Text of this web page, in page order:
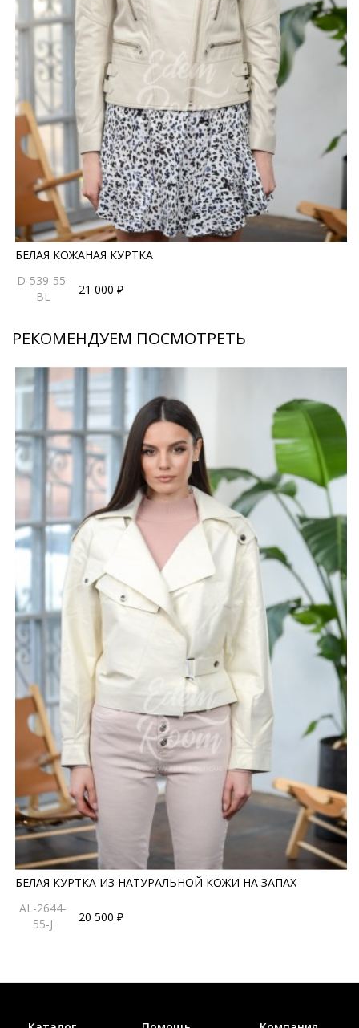
БЕЛАЯ КОЖАНАЯ КУРТКА
D-539-55-
BL
21 000 ₽
РЕКОМЕНДУЕМ ПОСМОТРЕТЬ
БЕЛАЯ КУРТКА ИЗ НАТУРАЛЬНОЙ КОЖИ НА ЗАПАХ
AL-2644-
55-J
20 500 ₽